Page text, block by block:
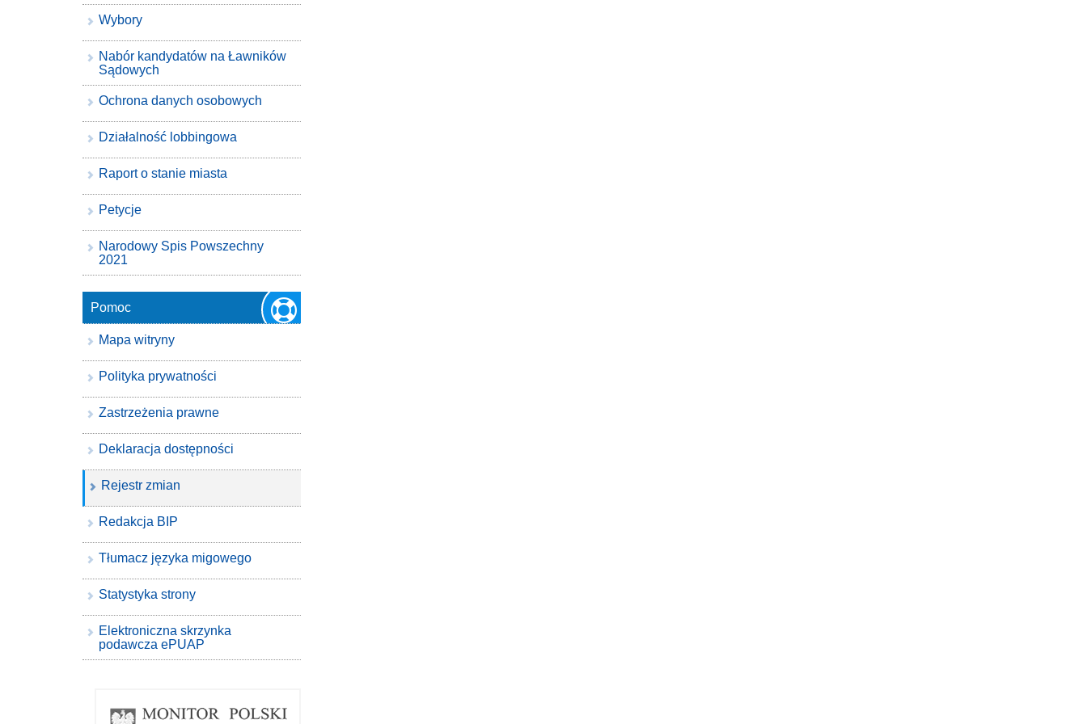
Wybory
Nabór kandydatów na Ławników
Sądowych
Ochrona danych osobowych
Działalność lobbingowa
Raport o stanie miasta
Petycje
Narodowy Spis Powszechny
2021
Pomoc
Mapa witryny
Polityka prywatności
Zastrzeżenia prawne
Deklaracja dostępności
Rejestr zmian
Redakcja BIP
Tłumacz języka migowego
Statystyka strony
Elektroniczna skrzynka
podawcza ePUAP